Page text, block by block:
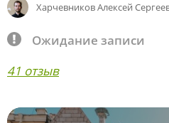
Харчевников Алексей
Ожидание записи
41 отзыв